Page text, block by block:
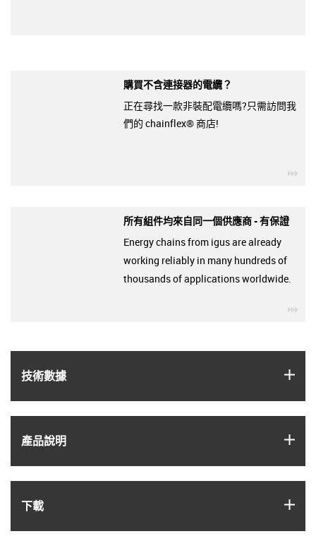
技術數據
產品說明
下載
購買不含連接器的電纜？
正在尋找一款非裝配電纜嗎?只需訪問我
們的 chainflex® 商店!
所有組件均來自同一個供應商 - 有保證
Energy chains from igus are already
working reliably in many hundreds of
thousands of applications worldwide.